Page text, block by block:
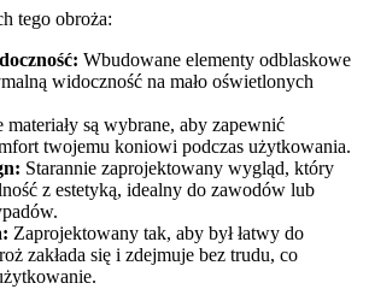
tego obroża:
Wbudowane elementy odblaskowe
widoczność na mało oświetlonych
materiały są wybrane, aby zapewnić
twojemu koniowi podczas użytkowania.
Starannie zaprojektowany wygląd, który
z estetyką, idealny do zawodów lub
Zaprojektowany tak, aby był łatwy do
zakłada się i zdejmuje bez trudu, co